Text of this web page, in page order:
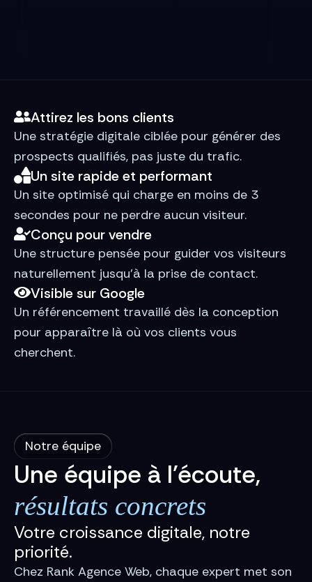
Attirez les bons clients
Une stratégie digitale ciblée pour générer des
prospects qualifiés, pas juste du trafic.
Un site rapide et performant
Un site optimisé qui charge en moins de 3
secondes pour ne perdre aucun visiteur.
Conçu pour vendre
Une structure pensée pour guider vos visiteurs
naturellement jusqu’à la prise de contact.
Visible sur Google
Un référencement travaillé dès la conception
pour apparaître là où vos clients vous
cherchent.
Notre équipe
Une équipe à l'écoute,
résultats concrets
Votre croissance digitale, notre
priorité.
Chez Rank Agence Web, chaque expert met son